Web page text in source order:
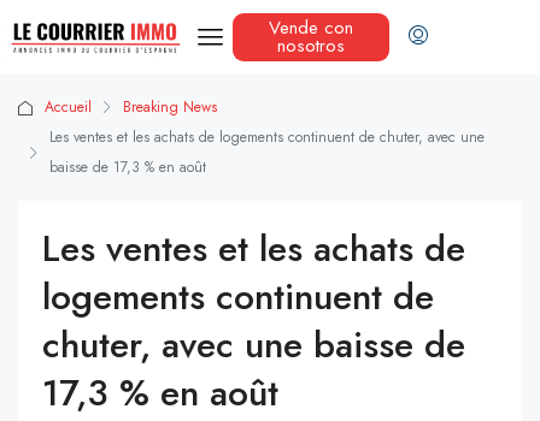
Vende con
nosotros
Accueil
Breaking News
Les ventes et les achats de logements continuent de chuter, avec une
baisse de 17,3 % en août
Les ventes et les achats de
logements continuent de
chuter, avec une baisse de
17,3 % en août